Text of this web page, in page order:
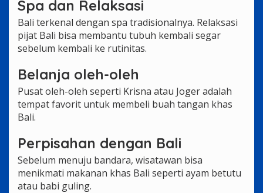
Spa dan Relaksasi
Bali terkenal dengan spa tradisionalnya. Relaksasi
pijat Bali bisa membantu tubuh kembali segar
sebelum kembali ke rutinitas.
Belanja oleh-oleh
Pusat oleh-oleh seperti Krisna atau Joger adalah
tempat favorit untuk membeli buah tangan khas
Bali.
Perpisahan dengan Bali
Sebelum menuju bandara, wisatawan bisa
menikmati makanan khas Bali seperti ayam betutu
atau babi guling.